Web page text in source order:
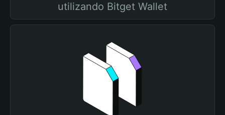
utilizando Bitget Wallet